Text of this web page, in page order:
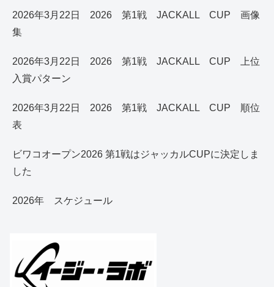
2026年3月22日 2026 第1戦 JACKALL CUP 画像
集
2026年3月22日 2026 第1戦 JACKALL CUP 上位
入賞パターン
2026年3月22日 2026 第1戦 JACKALL CUP 順位
表
ビワコオープン2026 第1戦はジャッカルCUPに決定しま
した
2026年 スケジュール